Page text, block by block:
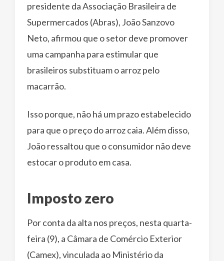
presidente da Associação Brasileira de
Supermercados (Abras), João Sanzovo
Neto, afirmou que o setor deve promover
uma campanha para estimular que
brasileiros substituam o arroz pelo
macarrão.
Isso porque, não há um prazo estabelecido
para que o preço do arroz caia. Além disso,
João ressaltou que o consumidor não deve
estocar o produto em casa.
Imposto zero
Por conta da alta nos preços, nesta quarta-
feira (9), a Câmara de Comércio Exterior
(Camex), vinculada ao Ministério da